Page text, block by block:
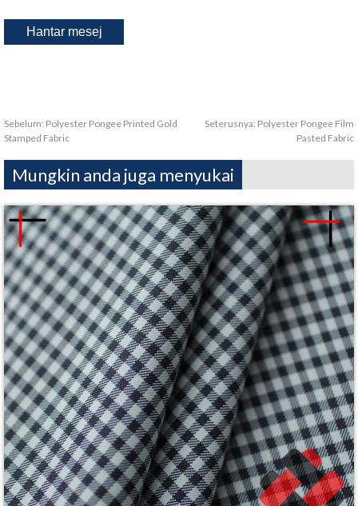
Sebelum: Polyester Pongee Printed Gold
Stamped Fabric
Seterusnya: Polyester Pongee Film
Pasted Fabric
Mungkin anda juga menyukai